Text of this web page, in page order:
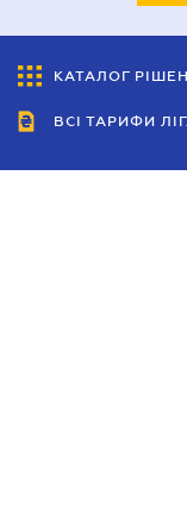
КАТАЛОГ
ВСІ ТАРИФИ